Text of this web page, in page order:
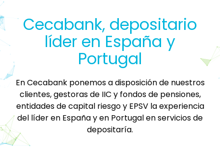
Cecabank, depositario
líder en España y
Portugal
En Cecabank ponemos a disposición de nuestros
clientes, gestoras de IIC y fondos de pensiones,
entidades de capital riesgo y EPSV la experiencia
del líder en España y en Portugal en servicios de
depositaría.